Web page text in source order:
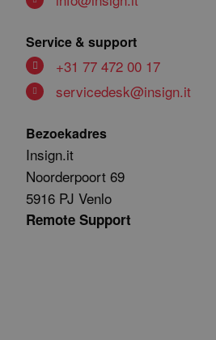
Service & support
+31 77 472 00 17
servicedesk@insign.it
Bezoekadres
Insign.it
Noorderpoort 69
5916 PJ Venlo
Remote Support